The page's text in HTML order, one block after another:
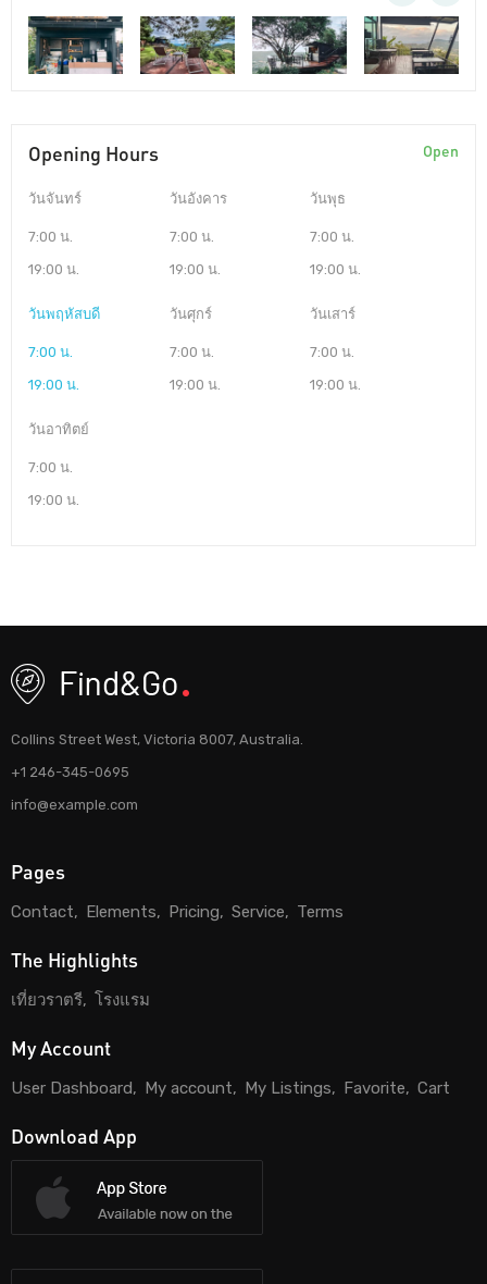
Opening Hours Open
วันจันทร์
7:00 น.
19:00 น.
วันอังคาร
7:00 น.
19:00 น.
วันพุธ
7:00 น.
19:00 น.
วันพฤหัสบดี
7:00 น.
19:00 น.
วันศุกร์
7:00 น.
19:00 น.
วันเสาร์
7:00 น.
19:00 น.
วันอาทิตย์
7:00 น.
19:00 น.
Collins Street West, Victoria 8007, Australia.
+1 246-345-0695
info@example.com
Pages
Contact Elements Pricing Service Terms
The Highlights
เที่ยวราตรี โรงแรม
My Account
User Dashboard My account My Listings Favorite Cart
Download App